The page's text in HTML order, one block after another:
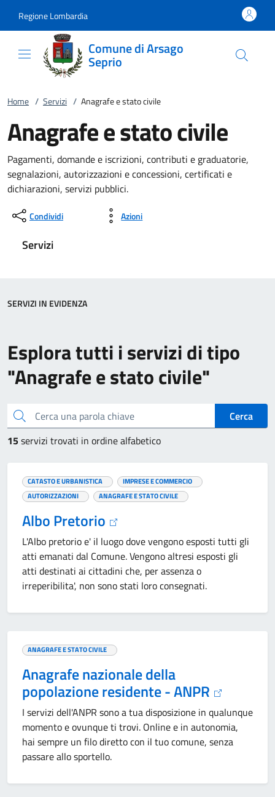
Regione Lombardia
Comune di Arsago
Seprio
Home / Servizi / Anagrafe e stato civile
Anagrafe e stato civile
Pagamenti, domande e iscrizioni, contributi e graduatorie,
segnalazioni, autorizzazioni e concessioni, certificati e
dichiarazioni, servizi pubblici.
Condividi Azioni
Servizi
Esplora tutti i servizi di tipo
"Anagrafe e stato civile"
Cerca una parola chiave
Cerca
15servizi trovati in ordine alfabetico
CATASTO E URBANISTICA
IMPRESE E COMMERCIO
AUTORIZZAZIONI
ANAGRAFE E STATO CIVILE
Albo Pretorio
L'Albo pretorio e' il luogo dove vengono esposti tutti gli
atti emanati dal Comune. Vengono altresi esposti gli
atti destinati ai cittadini che, per assenza o
irreperibilita', non sono stati loro consegnati.
ANAGRAFE E STATO CIVILE
Anagrafe nazionale della
popolazione residente - ANPR
I servizi dell'ANPR sono a tua disposizione in qualunque
momento e ovunque ti trovi. Online e in autonomia,
hai sempre un filo diretto con il tuo comune, senza
passare allo sportello.
SERVIZI IN EVIDENZA